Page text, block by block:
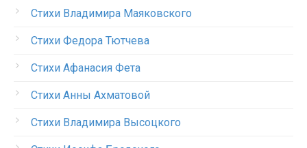
Стихи Владимира Маяковского
Стихи Федора Тютчева
Стихи Афанасия Фета
Стихи Анны Ахматовой
Стихи Владимира Высоцкого